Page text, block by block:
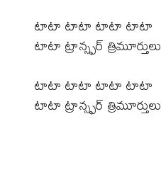
టాటా టాటా టాటా టాటా
టాటా ట్రాన్స్ఫర్ త్రిమూర్తులు
టాటా టాటా టాటా టాటా
టాటా ట్రాన్స్ఫర్ త్రిమూర్తులు